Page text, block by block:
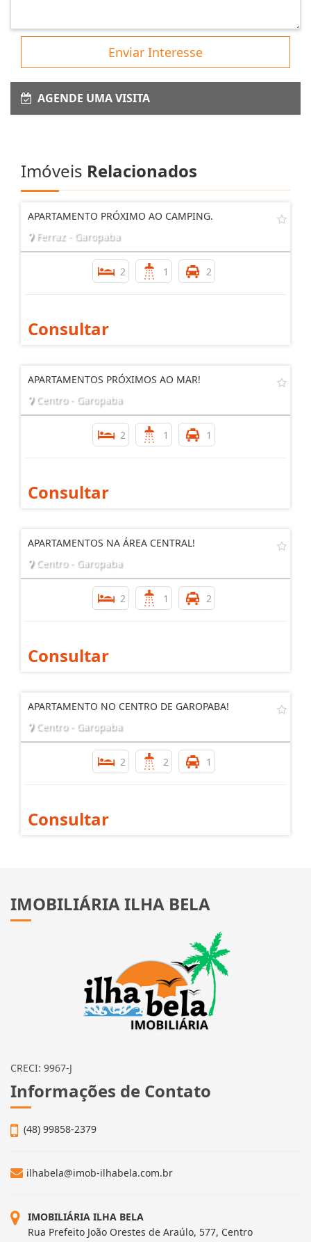
Enviar Interesse
AGENDE UMA VISITA
Imóveis Relacionados
APARTAMENTO PRÓXIMO AO CAMPING.
Ferraz - Garopaba
2 1 2
Consultar
APARTAMENTOS PRÓXIMOS AO MAR!
Centro - Garopaba
2 1 1
Consultar
APARTAMENTOS NA ÁREA CENTRAL!
Centro - Garopaba
2 1 2
Consultar
APARTAMENTO NO CENTRO DE GAROPABA!
Centro - Garopaba
2 2 1
Consultar
IMOBILIÁRIA ILHA BELA
CRECI: 9967-J
Informações de Contato
(48) 99858-2379
ilhabela@imob-ilhabela.com.br
IMOBILIÁRIA ILHA BELA
Rua Prefeito João Orestes de Araúlo, 577, Centro